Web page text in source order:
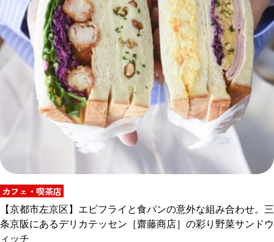
カフェ・喫茶店
【京都市左京区】エビフライと食パンの意外な組み合わせ。三
条京阪にあるデリカテッセン［齋藤商店］の彩り野菜サンドウ
ィッチ